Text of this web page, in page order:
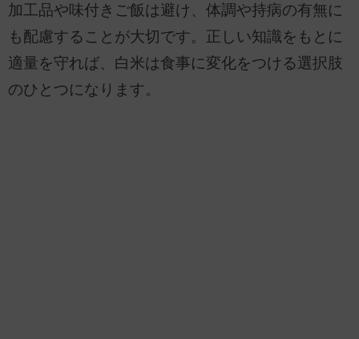
加工品や味付きご飯は避け、体調や持病の有無に
も配慮することが大切です。正しい知識をもとに
適量を守れば、白米は食事に変化をつける選択肢
のひとつになります。